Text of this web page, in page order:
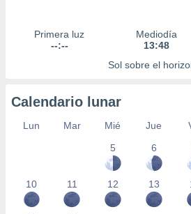
Primera luz
--:--
Mediodía
13:48
Sol sobre el
Calendario lunar
Lun Mar Mié Jue
5
6
10 11 12 13